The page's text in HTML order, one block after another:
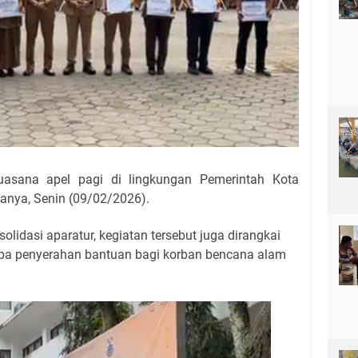
apel pagi di lingkungan Pemerintah Kota
Senin (09/02/2026).
aparatur, kegiatan tersebut juga dirangkai
penyerahan bantuan bagi korban bencana alam